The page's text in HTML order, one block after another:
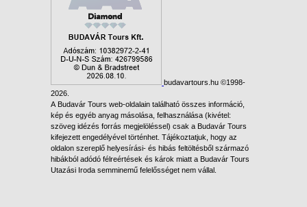
budavartours.hu ©1998-
2026.
A Budavár Tours web-oldalain található összes információ,
kép és egyéb anyag másolása, felhasználása (kivétel:
szöveg idézés forrás megjelöléssel) csak a Budavár Tours
kifejezett engedélyével történhet. Tájékoztatjuk, hogy az
oldalon szereplő helyesírási- és hibás feltöltésből származó
hibákból adódó félreértések és károk miatt a Budavár Tours
Utazási Iroda semminemű felelősséget nem vállal.